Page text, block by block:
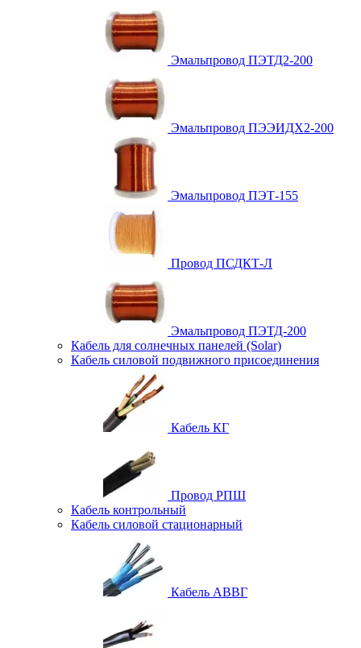
Эмальпровод ПЭТД2-200
Эмальпровод ПЭЭИДХ2-200
Эмальпровод ПЭТ-155
Провод ПСДКТ-Л
Эмальпровод ПЭТД-200
Кабель для солнечных панелей (Solar)
Кабель силовой подвижного присоединения
Кабель КГ
Провод РПШ
Кабель контрольный
Кабель силовой стационарный
Кабель АВВГ